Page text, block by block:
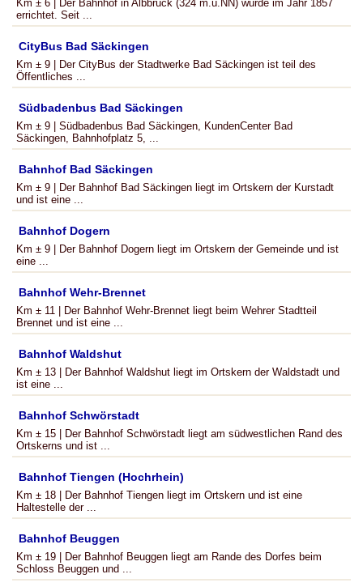
Km ± 6 | Der Bahnhof in Albbruck (324 m.ü.NN) wurde im Jahr 1857
errichtet. Seit ...
CityBus Bad Säckingen
Km ± 9 | Der CityBus der Stadtwerke Bad Säckingen ist teil des
Öffentliches ...
Südbadenbus Bad Säckingen
Km ± 9 | Südbadenbus Bad Säckingen, KundenCenter Bad
Säckingen, Bahnhofplatz 5, ...
Bahnhof Bad Säckingen
Km ± 9 | Der Bahnhof Bad Säckingen liegt im Ortskern der Kurstadt
und ist eine ...
Bahnhof Dogern
Km ± 9 | Der Bahnhof Dogern liegt im Ortskern der Gemeinde und ist
eine ...
Bahnhof Wehr-Brennet
Km ± 11 | Der Bahnhof Wehr-Brennet liegt beim Wehrer Stadtteil
Brennet und ist eine ...
Bahnhof Waldshut
Km ± 13 | Der Bahnhof Waldshut liegt im Ortskern der Waldstadt und
ist eine ...
Bahnhof Schwörstadt
Km ± 15 | Der Bahnhof Schwörstadt liegt am südwestlichen Rand des
Ortskerns und ist ...
Bahnhof Tiengen (Hochrhein)
Km ± 18 | Der Bahnhof Tiengen liegt im Ortskern und ist eine
Haltestelle der ...
Bahnhof Beuggen
Km ± 19 | Der Bahnhof Beuggen liegt am Rande des Dorfes beim
Schloss Beuggen und ...